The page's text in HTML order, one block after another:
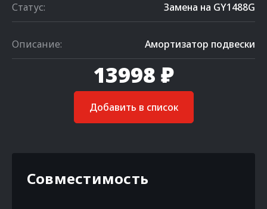
Статус: Замена на GY1488G
Описание: Амортизатор подвески
13998 ₽
Добавить в список
Совместимость